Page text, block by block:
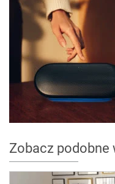
Zobacz podobne